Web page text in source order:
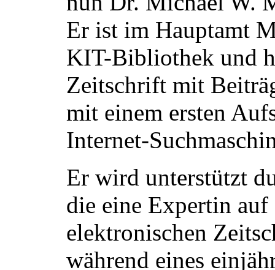
Er ist im Hauptamt
KIT-Bibliothek und
Zeitschrift mit
mit einem ersten
Internet-
Er wird unterstützt
die eine Expertin auf
elektronischen
während eines